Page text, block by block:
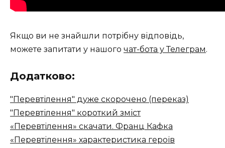
Якщо ви не знайшли потрібну відповідь,
можете запитати у нашого чат-бота у Телеграм.
Додатково:
"Перевтілення" дуже скорочено (переказ)
"Перевтілення" короткий зміст
«Перевтілення» скачати. Франц Кафка
«Перевтілення» характеристика героїв